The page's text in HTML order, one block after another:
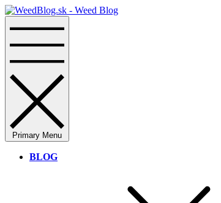
Skip
to
content
Primary Menu
BLOG